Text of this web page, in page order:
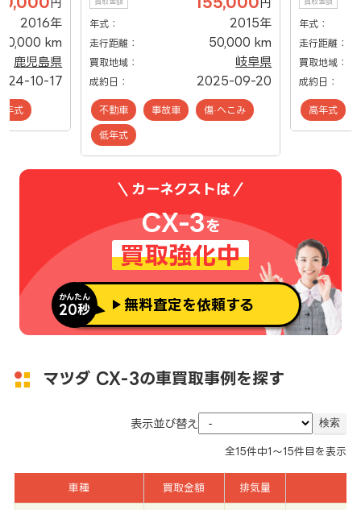
円
2016年
km
鹿児島県
10-17
年式
買取金額 円
年式： 2015年
走行距離： 50,000 km
買取地域： 岐阜県
成約日： 2025-09-20
不動車 事故車 傷·へこみ
低年式
買取金額
年式：
走行距離：
買取地域：
成約日：
高年式
カーネクストは
CX-3を
買取強化中
かんたん
20秒 無料査定を依頼する
マツダ CX-3の車買取事例を探す
表示並び替え
全15件中1～15件目を表示
車種 買取金額 排気量